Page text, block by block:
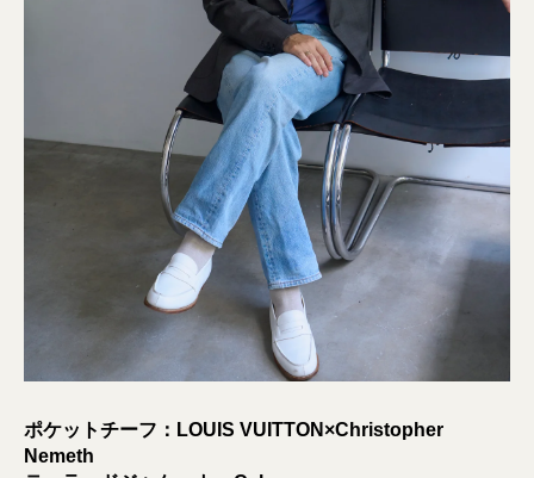
ポケットチーフ：LOUIS VUITTON×Christopher
Nemeth